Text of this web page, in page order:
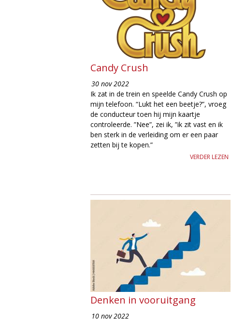
Candy Crush
30 nov 2022
Ik zat in de trein en speelde Candy Crush op
mijn telefoon. “Lukt het een beetje?”, vroeg
de conducteur toen hij mijn kaartje
controleerde. ”Nee”, zei ik, ”ik zit vast en ik
ben sterk in de verleiding om er een paar
zetten bij te kopen.”
VERDER LEZEN
Denken in vooruitgang
10 nov 2022